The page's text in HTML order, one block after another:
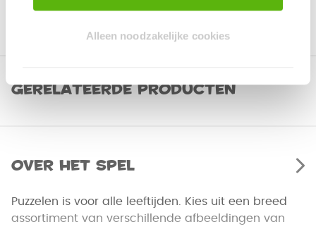
Alleen noodzakelijke cookies
Gerelateerde producten
Over het spel
Puzzelen is voor alle leeftijden. Kies uit een breed
assortiment van verschillende afbeeldingen van